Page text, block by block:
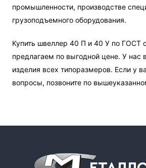
промышленности, производстве
грузоподъемного оборудования.
Купить швеллер 40 П и 40 У по ГОСТ
предлагаем по выгодной цене. У нас
изделия всех типоразмеров. Если у
вопросы, позвоните по